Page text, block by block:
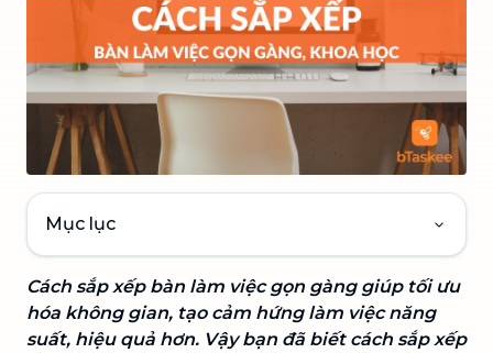
Mục lục
Cách sắp xếp bàn làm việc gọn gàng giúp tối ưu
hóa không gian, tạo cảm hứng làm việc năng
suất, hiệu quả hơn. Vậy bạn đã biết cách sắp xếp